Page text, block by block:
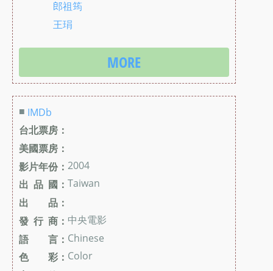
郎祖筠
王琄
MORE
■ IMDb
台北票房：
美國票房：
影片年份： 2004
出 品 國： Taiwan
出 品：
發 行 商： 中央電影
語 言： Chinese
色 彩： Color